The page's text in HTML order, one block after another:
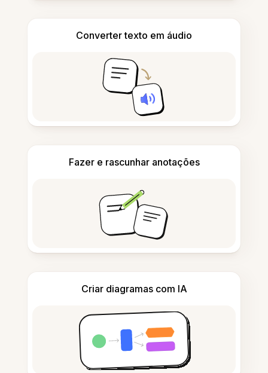
Converter texto em áudio
Fazer e rascunhar anotações
Criar diagramas com IA